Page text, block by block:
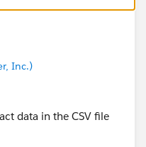
Inc.)
data in the CSV file